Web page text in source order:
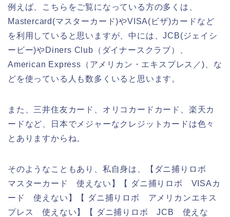
例えば、こちらをご覧になっている方の多くは、
Mastercard(マスターカード)やVISA(ビザ)カードなど
を利用していると思いますが、中には、JCB(ジェイシ
ービー)やDiners Club（ダイナースクラブ）、
American Express（アメリカン・エキスプレス／)、な
どを使っている人も数多くいると思います。
また、三井住友カード、オリコカードカード、楽天カ
ードなど、日本でメジャーなクレジットカードは色々
とありますからね。
そのようなこともあり、私自身は、【ダニ捕りロボ
マスターカード 使えない】【 ダニ捕りロボ VISAカ
ード 使えない】【 ダニ捕りロボ アメリカンエキス
プレス 使えない】【 ダニ捕りロボ JCB 使えな